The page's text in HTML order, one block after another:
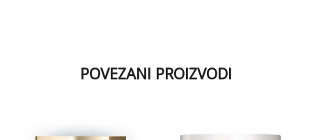
POVEZANI PROIZVODI